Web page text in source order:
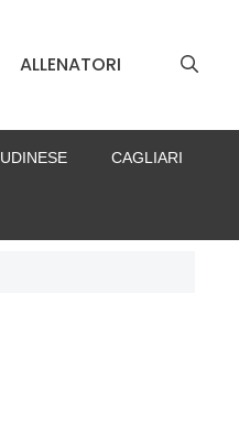
ALLENATORI
UDINESE CAGLIARI